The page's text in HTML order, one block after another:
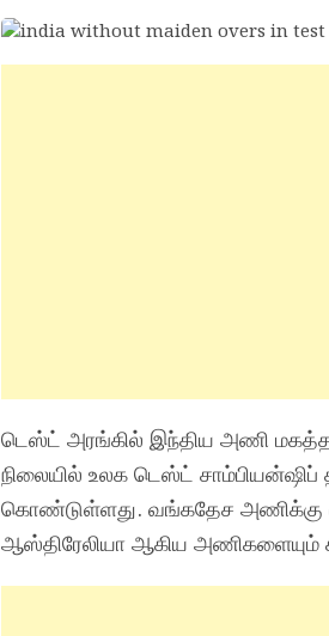
டெஸ்ட் அரங்கில் இந்திய அணி
நிலையில் உலக டெஸ்ட்
கொண்டுள்ளது. வங்கதேச அணிக்கு
ஆஸ்திரேலியா ஆகிய அணிகளையும்